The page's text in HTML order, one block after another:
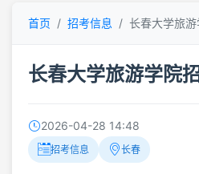
首页 招考信息 长春大学旅
长春大学旅游学院
2026-04-28 14:48
招考信息 长春